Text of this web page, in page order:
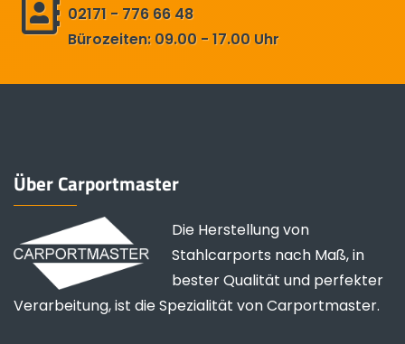
02171 - 776 66 48
Bürozeiten: 09.00 - 17.00 Uhr
Über Carportmaster
Die Herstellung von
Stahlcarports nach Maß, in
bester Qualität und perfekter
Verarbeitung, ist die Spezialität von Carportmaster.